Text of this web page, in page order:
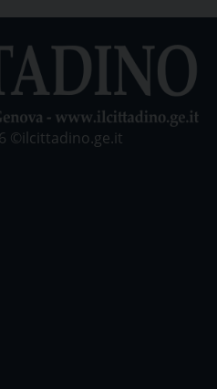
©ilcittadino.ge.it